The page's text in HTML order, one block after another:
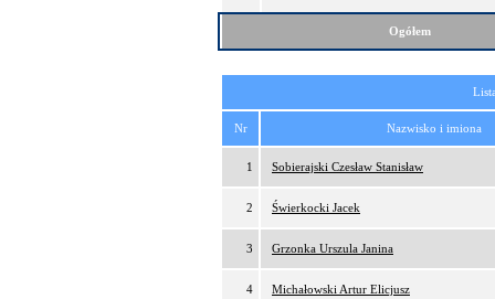
Ogółem
Nr Nazwisko i imiona
1 Sobierajski Czesław Stanisław
2 Świerkocki Jacek
3 Grzonka Urszula Janina
4 Michałowski Artur Elicjusz